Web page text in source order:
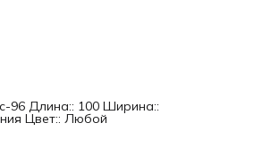
96 Длина:: 100 Ширина::
Цвет:: Любой